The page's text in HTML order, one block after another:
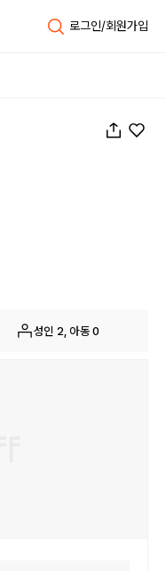
로그인/회원가입
성인 2, 아동 0